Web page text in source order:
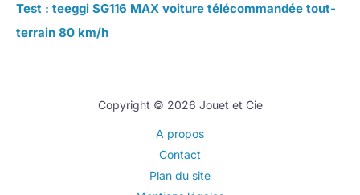
Test : teeggi SG116 MAX voiture télécommandée tout-
terrain 80 km/h
Copyright © 2026 Jouet et Cie
A propos
Contact
Plan du site